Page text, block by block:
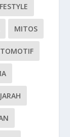
MITOS